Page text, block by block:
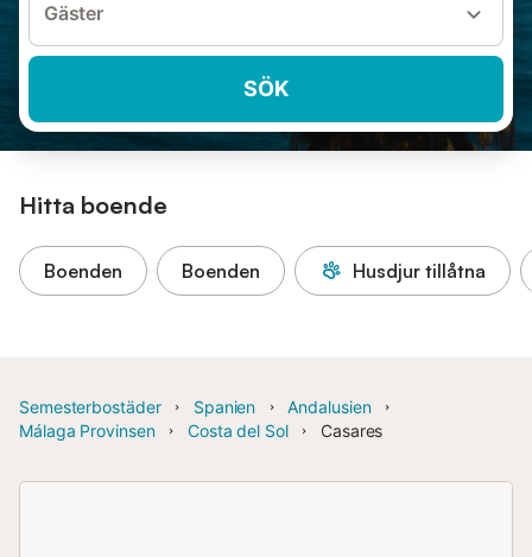
Gäster
SÖK
Hitta boende
Boenden Boenden Husdjur tillåtna
Semesterbostäder Spanien
Andalusien
Málaga Provinsen
Costa del Sol Casares